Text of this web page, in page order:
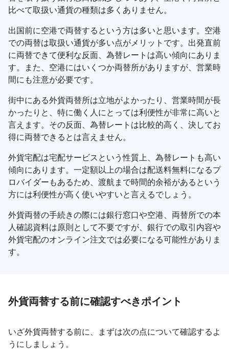
比べて取扱い通貨の種類は多くありません。
出国前に空港で両替するという方は多いと思います。空港
での両替は取扱い通貨が多い点がメリットです。出発直前
に両替できて便利な反面、為替レートは高い傾向にありま
す。また、空港にはいくつか両替所がありますが、営業時
間にも注意が必要です。
街中にある外貨両替所は立地がよかったり、営業時間が長
かったりと、特に働く人にとっては利便性が非常に高いと
言えます。その反面、為替レートは比較的高く、決してお
得に両替できるとは言えません。
外貨宅配は宅配サービスという性質上、為替レートも高い
傾向にあります。一定額以上の場合は配送料無料になるプ
ロバイダーもあるため、渡航まで時間的余裕があるという
方には利便性が高く使いやすいと言えるでしょう。
外貨両替の手続きの際には銀行窓口や空港、両替所での本
人確認資料は原則として不要ですが、銀行での取引内容や
外貨宅配のオンライン注文では必要になる可能性がありま
す。
外貨両替する前に確認すべきポイント
いざ外貨両替する前に、まずは次の点について確認するよ
うにしましょう。